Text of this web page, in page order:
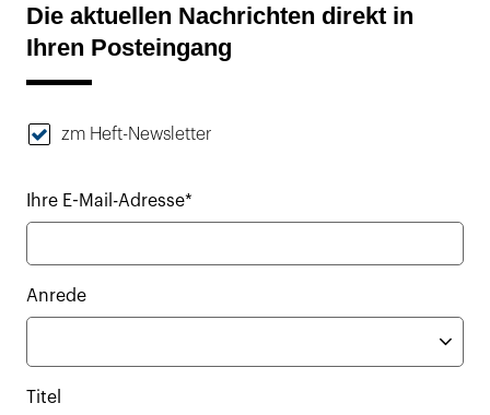
Die aktuellen Nachrichten direkt in
Ihren Posteingang
zm Heft-Newsletter
Ihre E-Mail-Adresse*
Anrede
Titel